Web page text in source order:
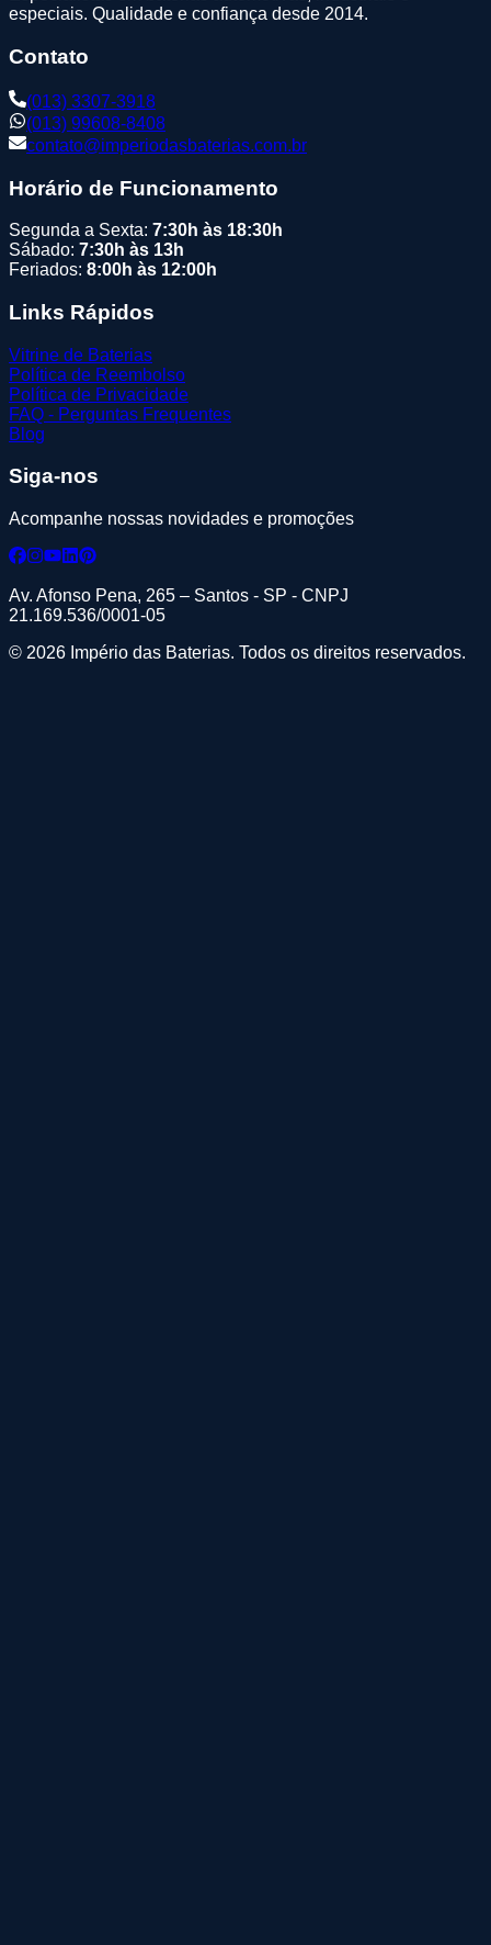
especiais. Qualidade e confiança desde 2014.
Contato
(013) 3307-3918
(013) 99608-8408
contato@imperiodasbaterias.com.br
Horário de Funcionamento
Segunda a Sexta: 7:30h às 18:30h
Sábado: 7:30h às 13h
Feriados: 8:00h às 12:00h
Links Rápidos
Vitrine de Baterias
Política de Reembolso
Política de Privacidade
FAQ - Perguntas Frequentes
Blog
Siga-nos
Acompanhe nossas novidades e promoções
Av. Afonso Pena, 265 – Santos - SP - CNPJ
21.169.536/0001-05
© 2026 Império das Baterias. Todos os direitos reservados.